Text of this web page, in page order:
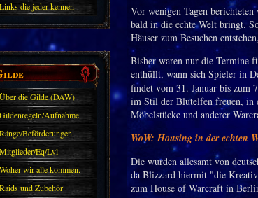
Links die jeder kennen
sollte?! Oder nicht?
Über die Gilde (DAW)
Gildenregeln/Aufnahme
Ränge/Beförderungen
Mitglieder/Eq/Lvl
Woher wir alle kommen.
Raids und Zubehör
Vor wenigen Tagen
bald in die echte Welt bringt.
Häuser zum Besuchen
Bisher waren nur die Termine
enthüllt, wann sich Spieler in
findet vom 31. Januar bis zum
im Stil der Blutelfen freuen, in
Möbelstücke und anderer
WoW: Housing in der echten
Die wurden allesamt von
da Blizzard hiermit "die
zum House of Warcraft in